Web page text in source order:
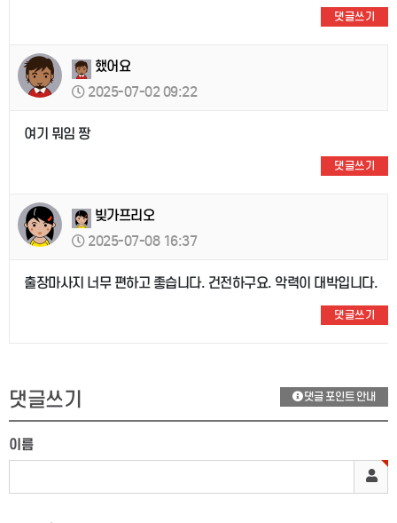
댓글쓰기
했어요
2025-07-02 09:22
여기 뭐임 짱
댓글쓰기
빚가프리오
2025-07-08 16:37
출장마사지 너무 편하고 좋습니다. 건전하구요. 악력이 대박입니다.
댓글쓰기
댓글쓰기 댓글 포인트 안내
이름